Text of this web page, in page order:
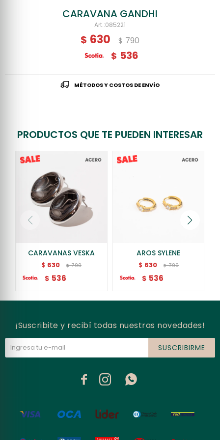
CARAVANA GANDHI
085221
$ 630 $ 790
$ 536
MÉTODOS Y COSTOS DE ENVÍO
PRODUCTOS QUE TE PUEDEN INTERESAR
CARAVANAS VESKA
$ 630 $ 790
$ 536
AROS SYLENE
$ 630 $ 790
$ 536
¡Suscribite y recibí todas nuestras novedades!
SUSCRIBIRME
  